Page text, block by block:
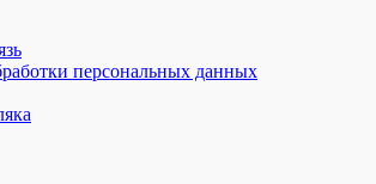
персональных данных